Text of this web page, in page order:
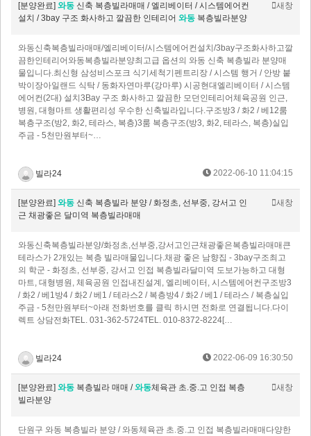
[분양완료] 와동 신축 복층빌라매매 / 엘리베이터 / 시스템에어컨
설치 / 3bay 구조 화사하고 깔끔한 인테리어 와동 복층빌라분양
새창
와동신축복층빌라매매/엘리베이터/시스템에어컨설치/3bay구조화사하고깔
끔한인테리어와동복층빌라분양최고급 옵션의 와동 신축 복층빌라 분양매
물입니다.최신형 삼성비스포크 식기세척기펜트리장 / 시스템 행거 / 안방 붙
박이장아일랜드 식탁 / 동화자연마루(강마루) 시공현대엘리베이터 / 시스템
에어컨(2대) 설치3Bay 구조 화사하고 깔끔한 모던인테리어체육공원 인근,
병원, 대형마트 생활편리성 우수한 신축빌라입니다.구조방3 / 화2 / 베12룸
복층구조(방2, 화2, 테라스, 복층)3룸 복층구조(방3, 화2, 테라스, 복층)실입
주금 - 5천만원부터~…
빌라24 2022-06-10 11:04:15
[분양완료] 와동 신축 복층빌라 분양 / 화정초, 선부중, 강서고 인
근 채광좋은 달미역 복층빌라매매
새창
와동신축복층빌라분양/화정초,선부중,강서고인근채광좋은복층빌라매매큰
테라스가 2개있는 복층 빌라매물입니다.채광 좋은 남향집 - 3bay구조최고
의 학군 - 화정초, 선부중, 강서고 인접 복층빌라달미역 도보가능하고 대형
마트, 대형병원, 체육공원 인접내진설계, 엘리베이터, 시스템에어컨구조방3
/ 화2 / 베1방4 / 화2 / 베1 / 테라스2 / 복층방4 / 화2 / 베1 / 테라스 / 복층실입
주금 - 5천만원부터~아래 전화번호를 클릭 하시면 전화로 연결됩니다.다이
렉트 상담전화TEL. 031-362-5724TEL. 010-8372-8224[…
빌라24 2022-06-09 16:30:50
[분양완료] 와동 복층빌라 매매 /와동체육관 초.중.고 인접 복층
빌라분양
새창
단원구 와동 복층빌라 분양 / 와동체육관 초.중.고 인접 복층빌라매매​다양한